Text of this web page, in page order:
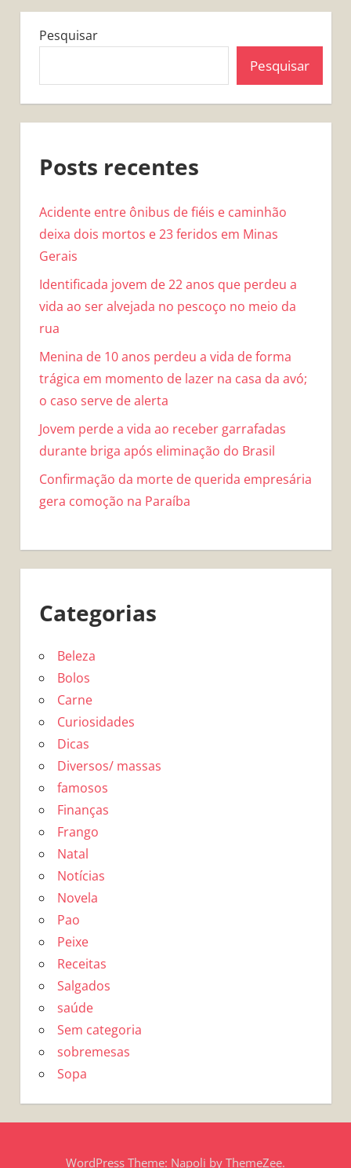
Pesquisar
Pesquisar
Posts recentes
Acidente entre ônibus de fiéis e caminhão
deixa dois mortos e 23 feridos em Minas
Gerais
Identificada jovem de 22 anos que perdeu a
vida ao ser alvejada no pescoço no meio da
rua
Menina de 10 anos perdeu a vida de forma
trágica em momento de lazer na casa da avó;
o caso serve de alerta
Jovem perde a vida ao receber garrafadas
durante briga após eliminação do Brasil
Confirmação da morte de querida empresária
gera comoção na Paraíba
Categorias
Beleza
Bolos
Carne
Curiosidades
Dicas
Diversos/ massas
famosos
Finanças
Frango
Natal
Notícias
Novela
Pao
Peixe
Receitas
Salgados
saúde
Sem categoria
sobremesas
Sopa
WordPress Theme: Napoli by ThemeZee.